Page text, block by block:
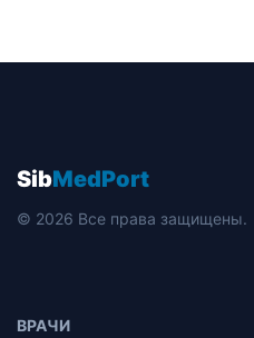
SibMedPort
© 2026 Все права защищены.
ВРАЧИ